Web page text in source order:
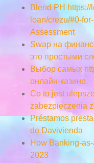
Blend PH
loan/crezu/#0-
Assessment
Swap на
это простыми
Выбор самых
онлайн-казино.
Co to jest
zabezpieczenia
Préstamos
de Davivienda
How Banking-
2023